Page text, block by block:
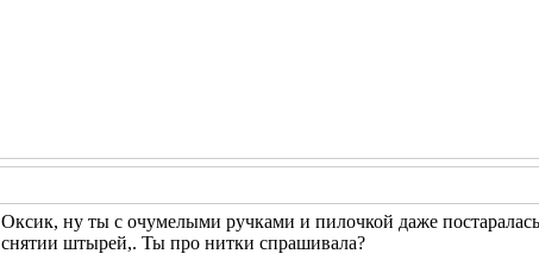
Оксик, ну ты с очумелыми ручками и пилочкой даже
снятии штырей,. Ты про нитки спрашивала?